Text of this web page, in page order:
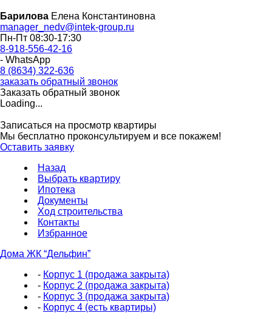
Барилова Елена Константиновна
manager_nedv@intek-group.ru
Пн-Пт 08:30-17:30
8-918-556-42-16
- WhatsApp
8 (8634) 322-636
заказать обратный звонок
Заказать обратный звонок
Loading...
Записаться на просмотр квартиры
Мы бесплатно проконсультируем и все покажем!
Оставить заявку
Назад
Выбрать квартиру
Ипотека
Документы
Ход строительства
Контакты
Избранное
Дома ЖК “Дельфин”
- Корпус 1 (продажа закрыта)
- Корпус 2 (продажа закрыта)
- Корпус 3 (продажа закрыта)
- Корпус 4 (есть квартиры)